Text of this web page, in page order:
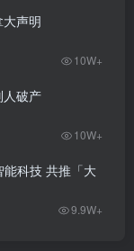
声明
10W+
破产
10W+
科技 共推「大
9.9W+